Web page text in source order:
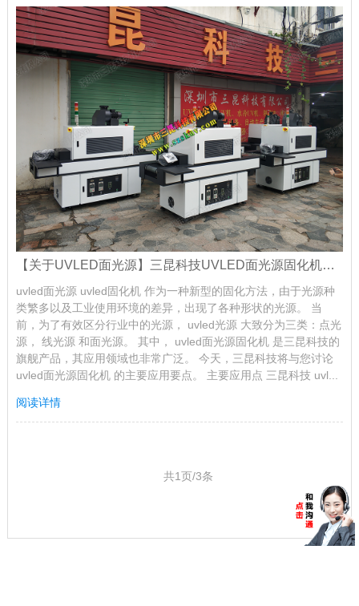
【关于UVLED面光源】三昆科技UVLED面光源固化机主要应用要点
uvled面光源 uvled固化机 作为一种新型的固化方法，由于光源种
类繁多以及工业使用环境的差异，出现了各种形状的光源。 当
前，为了有效区分行业中的光源， uvled光源 大致分为三类：点光
源， 线光源 和面光源。 其中， uvled面光源固化机 是三昆科技的
旗舰产品，其应用领域也非常广泛。 今天，三昆科技将与您讨论
uvled面光源固化机 的主要应用要点。 主要应用点 三昆科技 uvl...
阅读详情
共1页/3条